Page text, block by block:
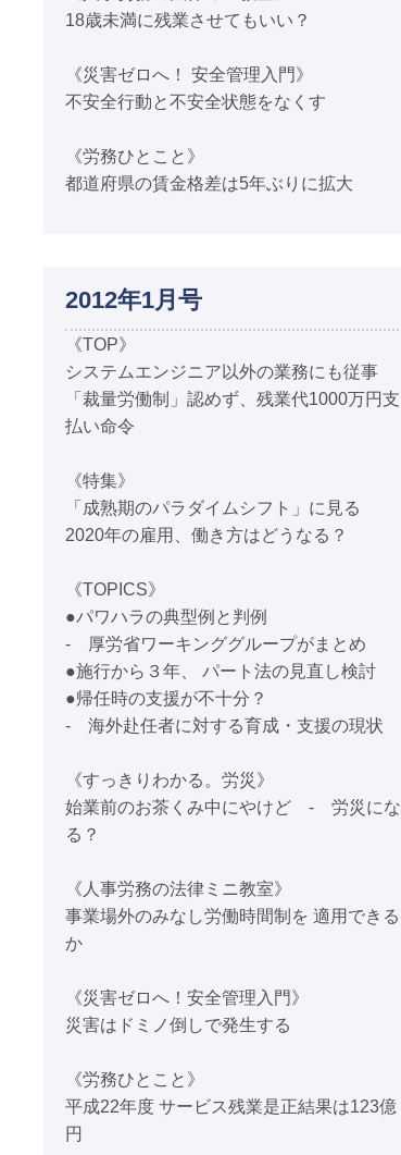
18歳未満に残業させてもいい？
《災害ゼロへ！ 安全管理入門》
不安全行動と不安全状態をなくす
《労務ひとこと》
都道府県の賃金格差は5年ぶりに拡大
2012年1月号
《TOP》
システムエンジニア以外の業務にも従事
「裁量労働制」認めず、残業代1000万円支
払い命令
《特集》
「成熟期のパラダイムシフト」に見る
2020年の雇用、働き方はどうなる？
《TOPICS》
●パワハラの典型例と判例
- 厚労省ワーキンググループがまとめ
●施行から３年、 パート法の見直し検討
●帰任時の支援が不十分？
- 海外赴任者に対する育成・支援の現状
《すっきりわかる。労災》
始業前のお茶くみ中にやけど - 労災にな
る？
《人事労務の法律ミニ教室》
事業場外のみなし労働時間制を 適用できる
か
《災害ゼロへ！安全管理入門》
災害はドミノ倒しで発生する
《労務ひとこと》
平成22年度 サービス残業是正結果は123億
円